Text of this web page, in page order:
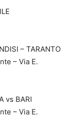
– TARANTO
– Via E.
vs BARI
– Via E.